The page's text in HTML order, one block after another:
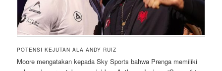
POTENSI KEJUTAN ALA ANDY RUIZ
Moore mengatakan kepada Sky Sports bahwa Prenga memiliki